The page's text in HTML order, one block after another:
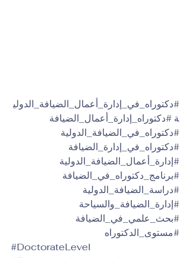
#دكتوراه_في_إدارة_أعمال_الضيافة_الدولي
ة #دكتوراه_إدارة_أعمال_الضيافة
#دكتوراه_في_الضيافة_الدولية
#دكتوراه_في_إدارة_الضيافة
#إدارة_أعمال_الضيافة_الدولية
#برنامج_دكتوراه_في_الضيافة
#دراسة_الضيافة_الدولية
#إدارة_الضيافة_والسياحة
#بحث_علمي_في_الضيافة
#مستوى_الدكتوراه
#DoctorateLevel